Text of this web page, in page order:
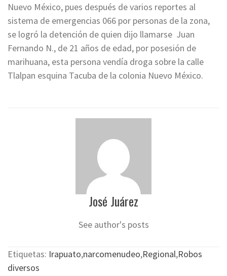
Nuevo México, pues después de varios reportes al
sistema de emergencias 066 por personas de la zona,
se logró la detención de quien dijo llamarse Juan
Fernando N., de 21 años de edad, por posesión de
marihuana, esta persona vendía droga sobre la calle
Tlalpan esquina Tacuba de la colonia Nuevo México.
José Juárez
See author's posts
Etiquetas: Irapuato,narcomenudeo,Regional,Robos
diversos